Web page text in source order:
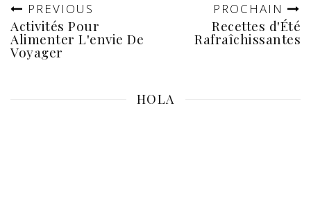
PREVIOUS
Activités Pour
Alimenter L'envie De
Voyager
PROCHAIN
Recettes d'Été
Rafraîchissantes
HOLA